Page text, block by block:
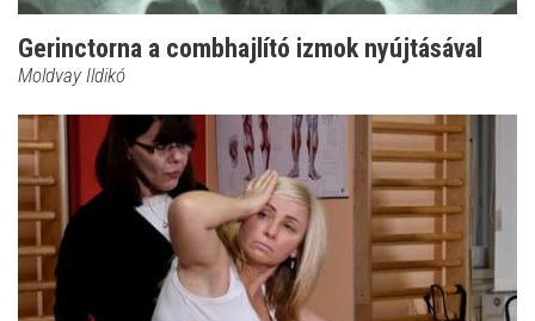
Gerinctorna a combhajlító izmok nyújtásával
Moldvay Ildikó